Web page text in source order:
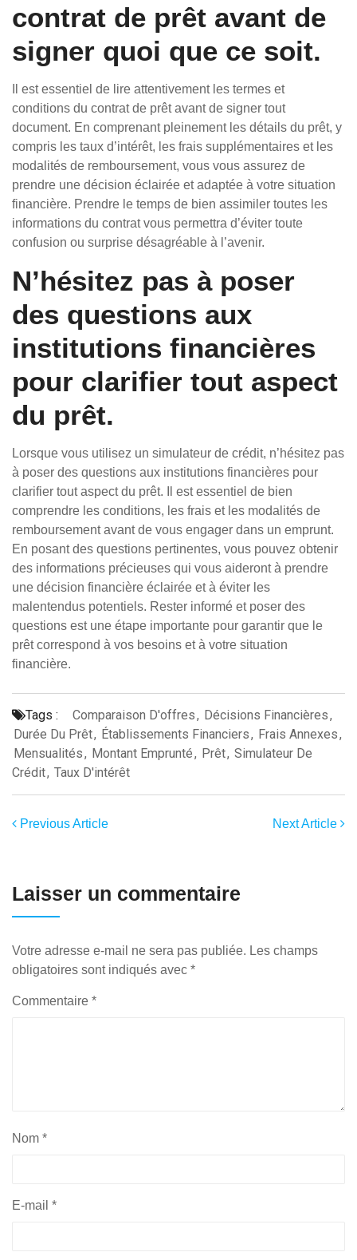
contrat de prêt avant de
signer quoi que ce soit.
Il est essentiel de lire attentivement les termes et
conditions du contrat de prêt avant de signer tout
document. En comprenant pleinement les détails du prêt, y
compris les taux d’intérêt, les frais supplémentaires et les
modalités de remboursement, vous vous assurez de
prendre une décision éclairée et adaptée à votre situation
financière. Prendre le temps de bien assimiler toutes les
informations du contrat vous permettra d’éviter toute
confusion ou surprise désagréable à l’avenir.
N’hésitez pas à poser
des questions aux
institutions financières
pour clarifier tout aspect
du prêt.
Lorsque vous utilisez un simulateur de crédit, n’hésitez pas
à poser des questions aux institutions financières pour
clarifier tout aspect du prêt. Il est essentiel de bien
comprendre les conditions, les frais et les modalités de
remboursement avant de vous engager dans un emprunt.
En posant des questions pertinentes, vous pouvez obtenir
des informations précieuses qui vous aideront à prendre
une décision financière éclairée et à éviter les
malentendus potentiels. Rester informé et poser des
questions est une étape importante pour garantir que le
prêt correspond à vos besoins et à votre situation
financière.
Tags : Comparaison D'offres, Décisions Financières,
Durée Du Prêt, Établissements Financiers, Frais Annexes,
Mensualités, Montant Emprunté, Prêt, Simulateur De
Crédit, Taux D'intérêt
Previous Article Next Article
Laisser un commentaire
Votre adresse e-mail ne sera pas publiée. Les champs
obligatoires sont indiqués avec *
Commentaire *
Nom *
E-mail *